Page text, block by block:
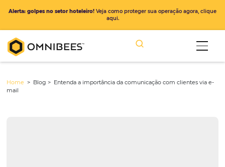
Alerta: golpes no setor hoteleiro!Veja como proteger sua operação